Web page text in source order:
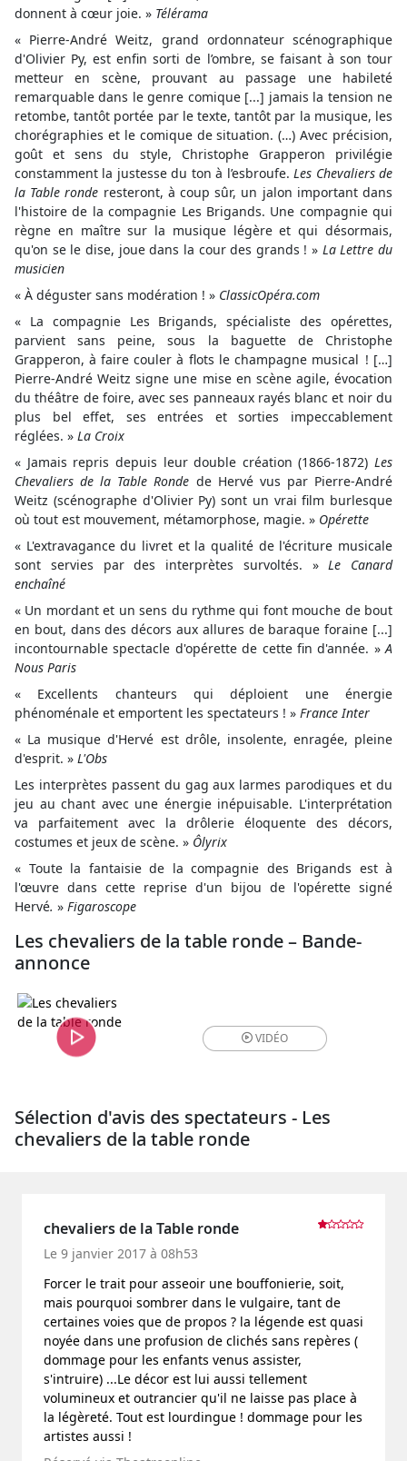
donnent à cœur joie. » Télérama
« Pierre-André Weitz, grand ordonnateur scénographique
d'Olivier Py, est enfin sorti de l’ombre, se faisant à son tour
metteur en scène, prouvant au passage une habileté
remarquable dans le genre comique [...] jamais la tension ne
retombe, tantôt portée par le texte, tantôt par la musique, les
chorégraphies et le comique de situation. (…) Avec précision,
goût et sens du style, Christophe Grapperon privilégie
constamment la justesse du ton à l’esbroufe.Les Chevaliers de
la Table ronde resteront, à coup sûr, un jalon important dans
l'histoire de la compagnie Les Brigands. Une compagnie qui
règne en maître sur la musique légère et qui désormais,
qu'on se le dise, joue dans la cour des grands ! » La Lettre du
musicien
« À déguster sans modération ! » ClassicOpéra.com
« La compagnie Les Brigands, spécialiste des opérettes,
parvient sans peine, sous la baguette de Christophe
Grapperon, à faire couler à flots le champagne musical ! […]
Pierre-André Weitz signe une mise en scène agile, évocation
du théâtre de foire, avec ses panneaux rayés blanc et noir du
plus bel effet, ses entrées et sorties impeccablement
réglées. » La Croix
« Jamais repris depuis leur double création (1866-1872) Les
Chevaliers de la Table Ronde de Hervé vus par Pierre-André
Weitz (scénographe d'Olivier Py) sont un vrai film burlesque
où tout est mouvement, métamorphose, magie. » Opérette
« L'extravagance du livret et la qualité de l'écriture musicale
sont servies par des interprètes survoltés. »Le Canard
enchaîné
« Un mordant et un sens du rythme qui font mouche de bout
en bout, dans des décors aux allures de baraque foraine [...]
incontournable spectacle d'opérette de cette fin d'année. »A
Nous Paris
« Excellents chanteurs qui déploient une énergie
phénoménale et emportent les spectateurs ! » France Inter
« La musique d'Hervé est drôle, insolente, enragée, pleine
d'esprit. » L'Obs
Les interprètes passent du gag aux larmes parodiques et du
jeu au chant avec une énergie inépuisable. L'interprétation
va parfaitement avec la drôlerie éloquente des décors,
costumes et jeux de scène. » Ôlyrix
« Toute la fantaisie de la compagnie des Brigands est à
l'œuvre dans cette reprise d'un bijou de l'opérette signé
Hervé. » Figaroscope
Les chevaliers de la table ronde – Bande-
annonce
VIDÉO
Sélection d'avis des spectateurs - Les
chevaliers de la table ronde
chevaliers de la Table ronde
Le 9 janvier 2017 à 08h53
Forcer le trait pour asseoir une bouffonierie, soit,
mais pourquoi sombrer dans le vulgaire, tant de
certaines voies que de propos ? la légende est quasi
noyée dans une profusion de clichés sans repères (
dommage pour les enfants venus assister,
s'intruire) ...Le décor est lui aussi tellement
volumineux et outrancier qu'il ne laisse pas place à
la légèreté. Tout est lourdingue ! dommage pour les
artistes aussi !